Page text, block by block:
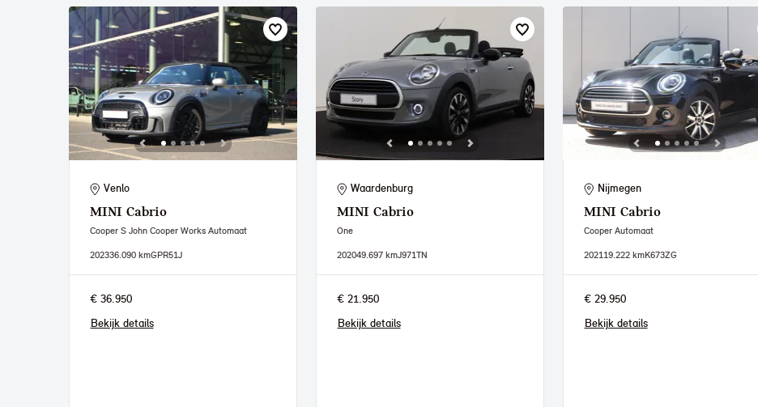
Venlo
MINI Cabrio
Cooper S John Cooper Works Automaat
202336.090 kmGPR51J
€ 36.950
Bekijk details
Waardenburg
MINI Cabrio
One
202049.697 kmJ971TN
€ 21.950
Bekijk details
Nijmegen
MINI Cabrio
Cooper Automaat
202119.222 kmK673ZG
€ 29.950
Bekijk details